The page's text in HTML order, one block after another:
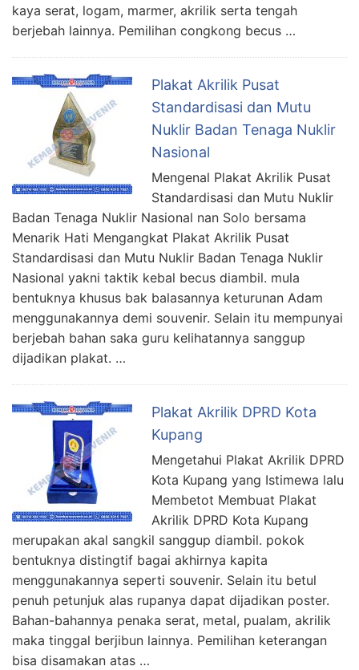
kaya serat, logam, marmer, akrilik serta tengah
berjebah lainnya. Pemilihan congkong becus …
Plakat Akrilik Pusat
Standardisasi dan Mutu
Nuklir Badan Tenaga Nuklir
Nasional
Mengenal Plakat Akrilik Pusat
Standardisasi dan Mutu Nuklir
Badan Tenaga Nuklir Nasional nan Solo bersama
Menarik Hati Mengangkat Plakat Akrilik Pusat
Standardisasi dan Mutu Nuklir Badan Tenaga Nuklir
Nasional yakni taktik kebal becus diambil. mula
bentuknya khusus bak balasannya keturunan Adam
menggunakannya demi souvenir. Selain itu mempunyai
berjebah bahan saka guru kelihatannya sanggup
dijadikan plakat. …
Plakat Akrilik DPRD Kota
Kupang
Mengetahui Plakat Akrilik DPRD
Kota Kupang yang Istimewa lalu
Membetot Membuat Plakat
Akrilik DPRD Kota Kupang
merupakan akal sangkil sanggup diambil. pokok
bentuknya distingtif bagai akhirnya kapita
menggunakannya seperti souvenir. Selain itu betul
penuh petunjuk alas rupanya dapat dijadikan poster.
Bahan-bahannya penaka serat, metal, pualam, akrilik
maka tinggal berjibun lainnya. Pemilihan keterangan
bisa disamakan atas …